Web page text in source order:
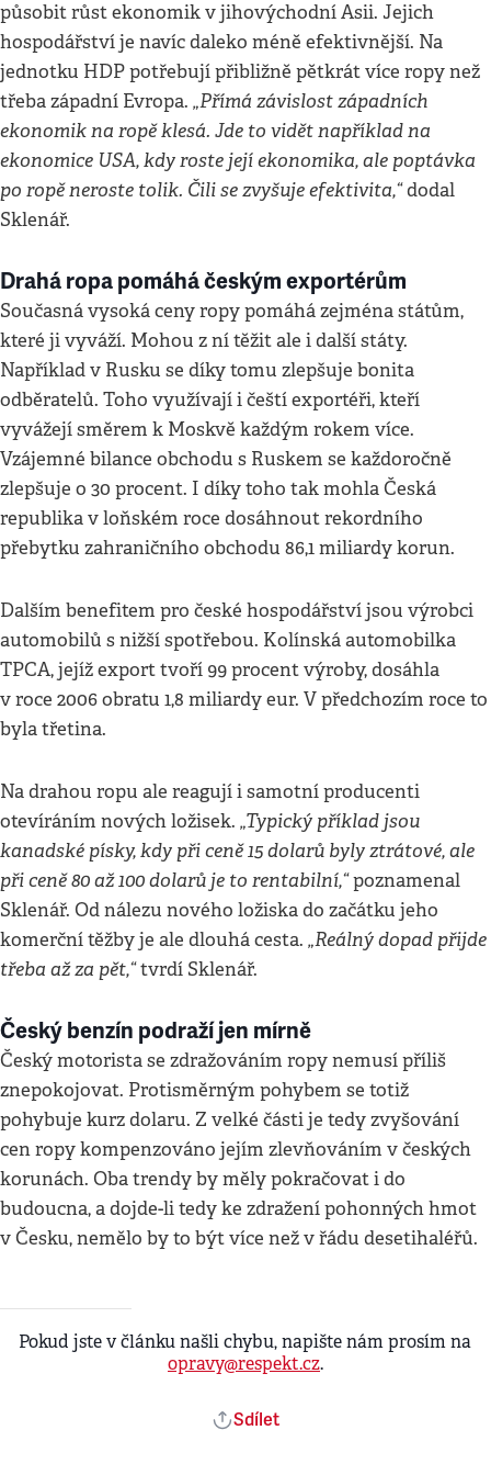
působit růst ekonomik v jihovýchodní Asii. Jejich
hospodářství je navíc daleko méně efektivnější. Na
jednotku HDP potřebují přibližně pětkrát více ropy než
třeba západní Evropa. „Přímá závislost západních
ekonomik na ropě klesá. Jde to vidět například na
ekonomice USA, kdy roste její ekonomika, ale poptávka
po ropě neroste tolik. Čili se zvyšuje efektivita,“dodal
Sklenář.
Drahá ropa pomáhá českým exportérům
Současná vysoká ceny ropy pomáhá zejména státům,
které ji vyváží. Mohou z ní těžit ale i další státy.
Například v Rusku se díky tomu zlepšuje bonita
odběratelů. Toho využívají i čeští exportéři, kteří
vyvážejí směrem k Moskvě každým rokem více.
Vzájemné bilance obchodu s Ruskem se každoročně
zlepšuje o 30 procent. I díky toho tak mohla Česká
republika v loňském roce dosáhnout rekordního
přebytku zahraničního obchodu 86,1 miliardy korun.
Dalším benefitem pro české hospodářství jsou výrobci
automobilů s nižší spotřebou. Kolínská automobilka
TPCA, jejíž export tvoří 99 procent výroby, dosáhla
v roce 2006 obratu 1,8 miliardy eur. V předchozím roce to
byla třetina.
Na drahou ropu ale reagují i samotní producenti
otevíráním nových ložisek. „Typický příklad jsou
kanadské písky, kdy při ceně 15 dolarů byly ztrátové, ale
při ceně 80 až 100 dolarů je to rentabilní,“poznamenal
Sklenář. Od nálezu nového ložiska do začátku jeho
komerční těžby je ale dlouhá cesta. „Reálný dopad přijde
třeba až za pět,“tvrdí Sklenář.
Český benzín podraží jen mírně
Český motorista se zdražováním ropy nemusí příliš
znepokojovat. Protisměrným pohybem se totiž
pohybuje kurz dolaru. Z velké části je tedy zvyšování
cen ropy kompenzováno jejím zlevňováním v českých
korunách. Oba trendy by měly pokračovat i do
budoucna, a dojde-li tedy ke zdražení pohonných hmot
v Česku, nemělo by to být více než v řádu desetihaléřů.
Pokud jste v článku našli chybu, napište nám prosím na
opravy@respekt.cz.
Sdílet